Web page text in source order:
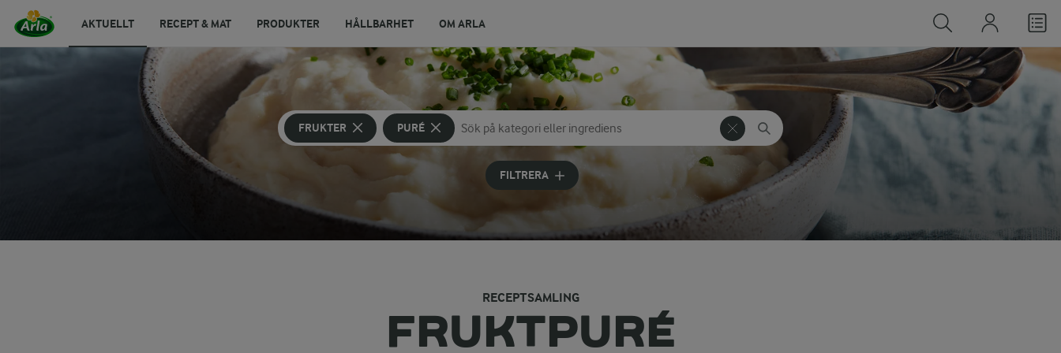
AKTUELLT RECEPT & MAT PRODUKTER HÅLLBARHET OM ARLA
FRUKTER PURÉ
Sök på kategori eller ingrediens
Skriv in sökord för att få förslag
FILTRERA
RECEPTSAMLING
FRUKTPURÉ